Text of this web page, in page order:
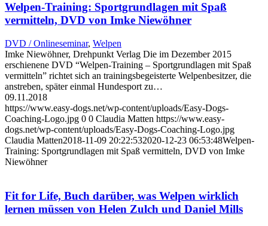
Welpen-Training: Sportgrundlagen mit Spaß
vermitteln, DVD von Imke Niewöhner
DVD / Onlineseminar, Welpen
Imke Niewöhner, Drehpunkt Verlag Die im Dezember 2015
erschienene DVD “Welpen-Training – Sportgrundlagen mit Spaß
vermitteln” richtet sich an trainingsbegeisterte Welpenbesitzer, die
anstreben, später einmal Hundesport zu…
09.11.2018
https://www.easy-dogs.net/wp-content/uploads/Easy-Dogs-
Coaching-Logo.jpg 0 0 Claudia Matten https://www.easy-
dogs.net/wp-content/uploads/Easy-Dogs-Coaching-Logo.jpg
Claudia Matten2018-11-09 20:22:532020-12-23 06:53:48Welpen-
Training: Sportgrundlagen mit Spaß vermitteln, DVD von Imke
Niewöhner
Fit for Life, Buch darüber, was Welpen wirklich
lernen müssen von Helen Zulch und Daniel Mills